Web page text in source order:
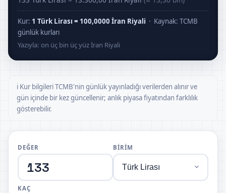
Kur: 1 Türk Lirası = 100,0000 İran Riyali · Kaynak: TCMB
günlük kurları
Yazıyla: on üç bin üç yüz İran Riyali
ℹ️ Kur bilgileri TCMB'nin günlük yayınladığı verilerden alınır ve
gün içinde bir kez güncellenir; anlık piyasa fiyatından farklılık
gösterebilir.
DEĞER BIRIM
KAÇ